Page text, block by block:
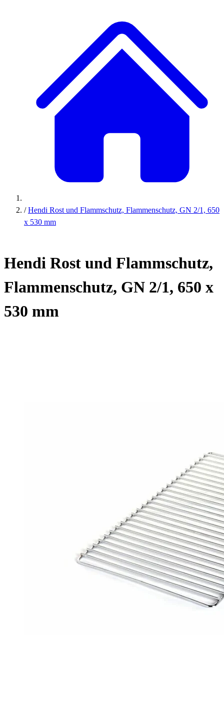
/ Hendi Rost und Flammschutz, Flammenschutz, GN 2/1, 650
x 530 mm
Hendi Rost und Flammschutz,
Flammenschutz, GN 2/1, 650 x
530 mm